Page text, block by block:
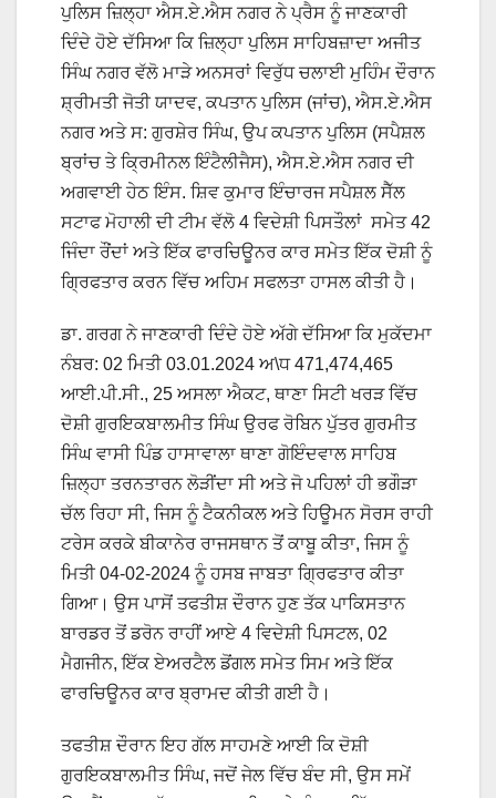
ਪੁਲਿਸ ਜ਼ਿਲ੍ਹਾ ਐਸ.ਏ.ਐਸ ਨਗਰ ਨੇ ਪ੍ਰੈਸ ਨੂੰ ਜਾਣਕਾਰੀ
ਦਿੰਦੇ ਹੋਏ ਦੱਸਿਆ ਕਿ ਜ਼ਿਲ੍ਹਾ ਪੁਲਿਸ ਸਾਹਿਬਜ਼ਾਦਾ ਅਜੀਤ
ਸਿੰਘ ਨਗਰ ਵੱਲੋ ਮਾੜੇ ਅਨਸਰਾਂ ਵਿਰੁੱਧ ਚਲਾਈ ਮੁਹਿੰਮ ਦੌਰਾਨ
ਸ਼੍ਰੀਮਤੀ ਜੋਤੀ ਯਾਦਵ, ਕਪਤਾਨ ਪੁਲਿਸ (ਜਾਂਚ), ਐਸ.ਏ.ਐਸ
ਨਗਰ ਅਤੇ ਸ: ਗੁਰਸ਼ੇਰ ਸਿੰਘ, ਉਪ ਕਪਤਾਨ ਪੁਲਿਸ (ਸਪੈਸ਼ਲ
ਬ੍ਰਾਂਚ ਤੇ ਕ੍ਰਿਮੀਨਲ ਇੰਟੈਲੀਜੈਸ), ਐਸ.ਏ.ਐਸ ਨਗਰ ਦੀ
ਅਗਵਾਈ ਹੇਠ ਇੰਸ. ਸ਼ਿਵ ਕੁਮਾਰ ਇੰਚਾਰਜ ਸਪੈਸ਼ਲ ਸੈੱਲ
ਸਟਾਫ ਮੋਹਾਲੀ ਦੀ ਟੀਮ ਵੱਲੋ 4 ਵਿਦੇਸ਼ੀ ਪਿਸਤੌਲਾਂ ਸਮੇਤ 42
ਜਿੰਦਾ ਰੌਂਦਾਂ ਅਤੇ ਇੱਕ ਫਾਰਚਿਊਨਰ ਕਾਰ ਸਮੇਤ ਇੱਕ ਦੋਸ਼ੀ ਨੂੰ
ਗ੍ਰਿਫਤਾਰ ਕਰਨ ਵਿੱਚ ਅਹਿਮ ਸਫਲਤਾ ਹਾਸਲ ਕੀਤੀ ਹੈ।
ਡਾ. ਗਰਗ ਨੇ ਜਾਣਕਾਰੀ ਦਿੰਦੇ ਹੋਏ ਅੱਗੇ ਦੱਸਿਆ ਕਿ ਮੁਕੱਦਮਾ
ਨੰਬਰ: 02 ਮਿਤੀ 03.01.2024 ਅ\ਧ 471,474,465
ਆਈ.ਪੀ.ਸੀ., 25 ਅਸਲਾ ਐਕਟ, ਥਾਣਾ ਸਿਟੀ ਖਰੜ ਵਿੱਚ
ਦੋਸ਼ੀ ਗੁਰਇਕਬਾਲਮੀਤ ਸਿੰਘ ਉਰਫ ਰੋਬਿਨ ਪੁੱਤਰ ਗੁਰਮੀਤ
ਸਿੰਘ ਵਾਸੀ ਪਿੰਡ ਹਾਸਾਵਾਲਾ ਥਾਣਾ ਗੋਇੰਦਵਾਲ ਸਾਹਿਬ
ਜ਼ਿਲ੍ਹਾ ਤਰਨਤਾਰਨ ਲੋੜੀਂਦਾ ਸੀ ਅਤੇ ਜੋ ਪਹਿਲਾਂ ਹੀ ਭਗੌੜਾ
ਚੱਲ ਰਿਹਾ ਸੀ, ਜਿਸ ਨੂੰ ਟੈਕਨੀਕਲ ਅਤੇ ਹਿਊਮਨ ਸੋਰਸ ਰਾਹੀ
ਟਰੇਸ ਕਰਕੇ ਬੀਕਾਨੇਰ ਰਾਜਸਥਾਨ ਤੋਂ ਕਾਬੂ ਕੀਤਾ, ਜਿਸ ਨੂੰ
ਮਿਤੀ 04-02-2024 ਨੂੰ ਹਸਬ ਜਾਬਤਾ ਗ੍ਰਿਫਤਾਰ ਕੀਤਾ
ਗਿਆ। ਉਸ ਪਾਸੋਂ ਤਫਤੀਸ਼ ਦੌਰਾਨ ਹੁਣ ਤੱਕ ਪਾਕਿਸਤਾਨ
ਬਾਰਡਰ ਤੋਂ ਡਰੋਨ ਰਾਹੀਂ ਆਏ 4 ਵਿਦੇਸ਼ੀ ਪਿਸਟਲ, 02
ਮੈਗਜੀਨ, ਇੱਕ ਏਅਰਟੈਲ ਡੋਂਗਲ ਸਮੇਤ ਸਿਮ ਅਤੇ ਇੱਕ
ਫਾਰਚਿਊਨਰ ਕਾਰ ਬ੍ਰਾਮਦ ਕੀਤੀ ਗਈ ਹੈ।
ਤਫਤੀਸ਼ ਦੌਰਾਨ ਇਹ ਗੱਲ ਸਾਹਮਣੇ ਆਈ ਕਿ ਦੋਸ਼ੀ
ਗੁਰਇਕਬਾਲਮੀਤ ਸਿੰਘ, ਜਦੋਂ ਜੇਲ ਵਿੱਚ ਬੰਦ ਸੀ, ਉਸ ਸਮੇਂ